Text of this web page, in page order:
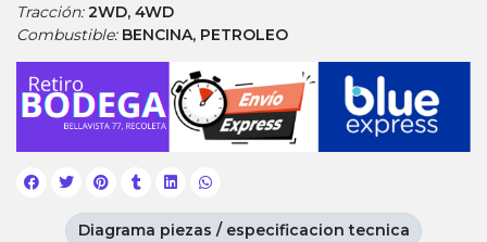
Tracción:2WD, 4WD
Combustible: BENCINA, PETROLEO
Diagrama piezas / especificacion tecnica